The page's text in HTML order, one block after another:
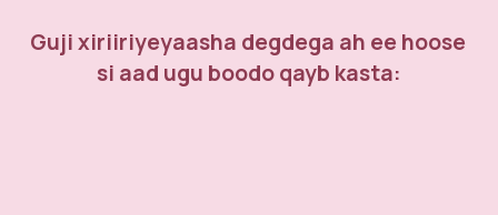
Guji xiriiriyeyaasha degdega ah ee hoose
si aad ugu boodo qayb kasta: